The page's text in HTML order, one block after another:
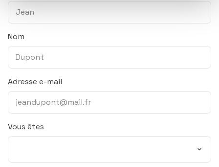
Nom
Adresse e-mail
Vous êtes